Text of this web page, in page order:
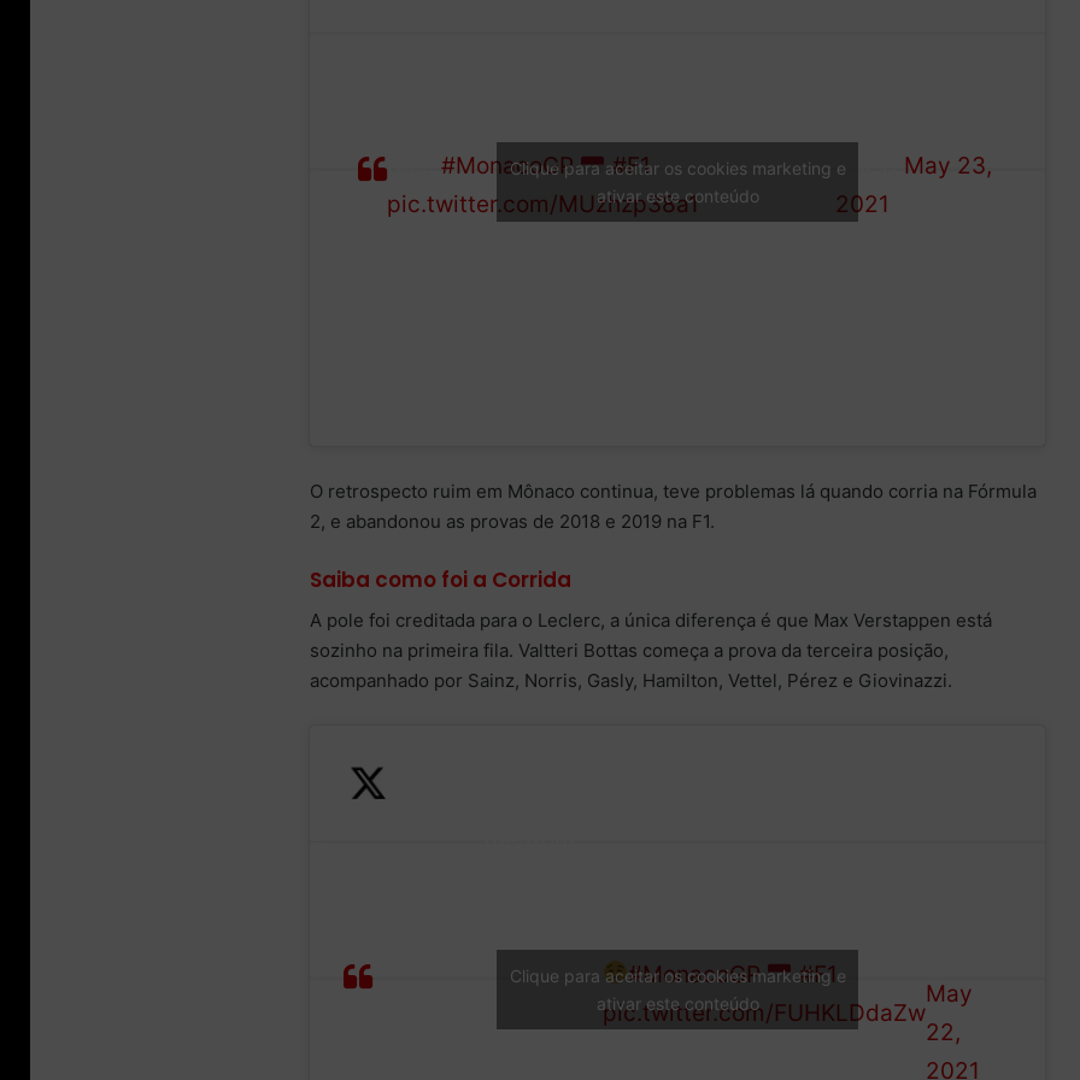
#MonacoGP
#F1
pic.twitter.com/MUzhzp38a1
(@F1) May 23,
2021
Clique para aceitar os cookies marketing e
ativar este conteúdo
O retrospecto ruim em Mônaco continua, teve problemas lá quando corria na Fórmula
2, e abandonou as provas de 2018 e 2019 na F1.
Saiba como foi a Corrida
A pole foi creditada para o Leclerc, a única diferença é que Max Verstappen está
sozinho na primeira fila. Valtteri Bottas começa a prova da terceira posição,
acompanhado por Sainz, Norris, Gasly, Hamilton, Vettel, Pérez e Giovinazzi.
GRID
Ferrari
duel on
the
#MonacoGP
#F1
pic.twitter.com/FUHKLDdaZw
May
22,
2021
Clique para aceitar os cookies marketing e
ativar este conteúdo